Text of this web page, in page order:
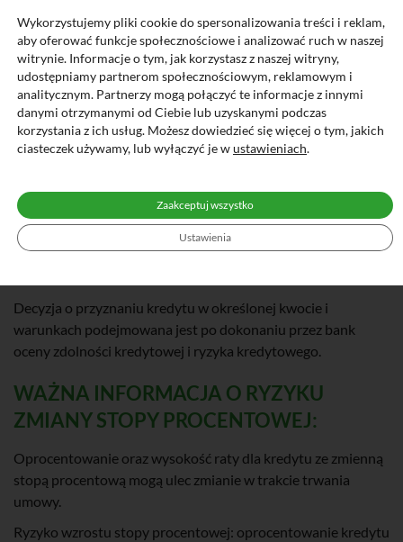
wysokości 24,66 zł, 5 rat w wysokości 26,30 zł, 7 rat w
wysokości 23,84 zł, 14 rat w wysokości 25,48 zł, 4 raty w
wysokości 27,12 zł, 5 rat w wysokości 23,01 zł oraz 1 rata w
wysokości 27,95 zł.
Kalkulacja została dokonana na dzień 04.03.2026 r. na
reprezentatywnym przykładzie.
oraz służą wyłącznie celom informacyjnym.
Obliczenia te nie są ofertą udzielenia kredytu lub udzielenia
go na określonych warunkach czy też zachętą do zaciągnięcia
Decyzja o przyznaniu kredytu w określonej kwocie i
warunkach podejmowana jest po dokonaniu przez bank
oceny zdolności kredytowej i ryzyka kredytowego.
WAŻNA INFORMACJA O RYZYKU
ZMIANY STOPY PROCENTOWEJ:
Oprocentowanie oraz wysokość raty dla kredytu ze zmienną
stopą procentową mogą ulec zmianie w trakcie trwania
umowy.
Ryzyko wzrostu stopy procentowej: oprocentowanie kredytu
Wykorzystujemy pliki cookie do spersonalizowania treści i reklam,
aby oferować funkcje społecznościowe i analizować ruch w naszej
witrynie. Informacje o tym, jak korzystasz z naszej witryny,
udostępniamy partnerom społecznościowym, reklamowym i
analitycznym. Partnerzy mogą połączyć te informacje z innymi
danymi otrzymanymi od Ciebie lub uzyskanymi podczas
korzystania z ich usług. Możesz dowiedzieć się więcej o tym, jakich
ciasteczek używamy, lub wyłączyć je wustawieniach.
Zaakceptuj wszystko
Ustawienia